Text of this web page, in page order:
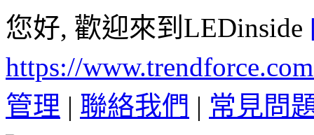
您好, 歡迎來到LEDinside
https://
管理 | 聯絡我們 | 常見問